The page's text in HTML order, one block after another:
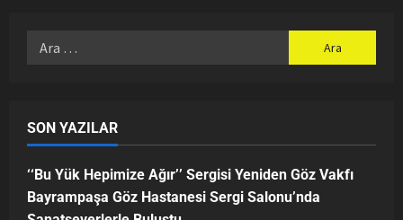
SON YAZILAR
‘‘Bu Yük Hepimize Ağır’’ Sergisi Yeniden Göz Vakfı
Bayrampaşa Göz Hastanesi Sergi Salonu’nda